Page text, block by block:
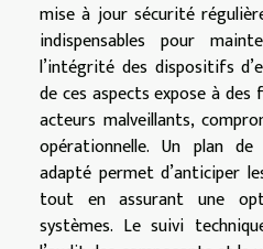
mise à jour sécurité
indispensables pour
l’intégrité des dispositifs
de ces aspects expose à
acteurs malveillants,
opérationnelle. Un plan
adapté permet d’anticiper
tout en assurant une
systèmes. Le suivi